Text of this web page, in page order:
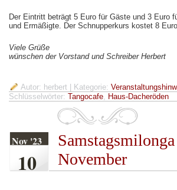
Der Eintritt beträgt 5 Euro für Gäste und 3 Euro
und Ermäßigte. Der Schnupperkurs kostet 8
Viele Grüße
wünschen der Vorstand und Schreiber Herbert
Autor: herbert | Kategorie:
Schlüsselwörter:
Tangocafe, Haus-Dacheröden
Nov '23
10
November